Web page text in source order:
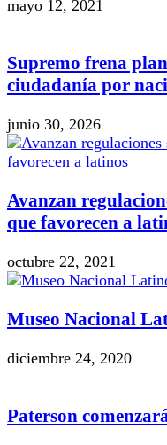
mayo 12, 2021
Supremo frena
ciudadanía por
junio 30, 2026
Avanzan
que favorecen a
octubre 22, 2021
Museo Nacional
diciembre 24, 2020
Paterson